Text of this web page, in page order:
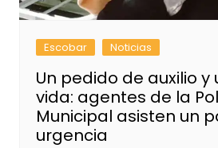
Escobar Noticias
Un pedido de auxilio y
vida: agentes de la
Municipal asisten un
urgencia